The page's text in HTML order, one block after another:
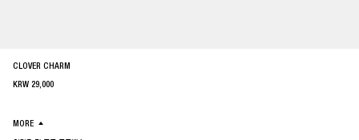
CLOVER CHARM
KRW 29,000
MORE